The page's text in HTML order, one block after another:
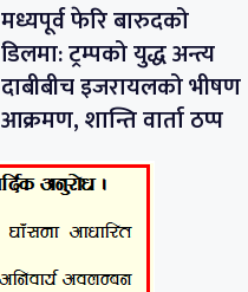
मध्यपूर्व फेरि बारुदको
डिलमा: ट्रम्पको युद्ध अन्त्य
दाबीबीच इजरायलको भीषण
आक्रमण, शान्ति वार्ता ठप्प